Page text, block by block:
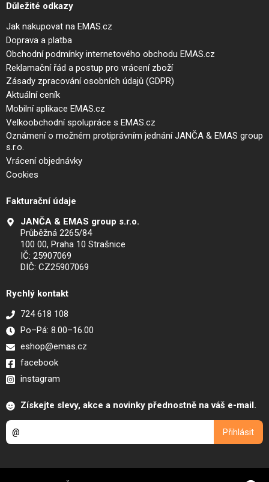
Důležité odkazy
Jak nakupovat na EMAS.cz
Doprava a platba
Obchodní podmínky internetového obchodu EMAS.cz
Reklamační řád a postup pro vrácení zboží
Zásady zpracování osobních údajů (GDPR)
Aktuální ceník
Mobilní aplikace EMAS.cz
Velkoobchodní spolupráce s EMAS.cz
Oznámení o možném protiprávním jednání JANČA & EMAS group
s.r.o.
Vrácení objednávky
Cookies
Fakturační údaje
JANČA & EMAS group s.r.o.
Průběžná 2265/84
100 00, Praha 10 Strašnice
IČ: 25907069
DIČ: CZ25907069
Rychlý kontakt
724 618 108
Po–Pá: 8.00–16.00
eshop@emas.cz
facebook
instagram
Získejte slevy, akce a novinky přednostně na váš e-mail.